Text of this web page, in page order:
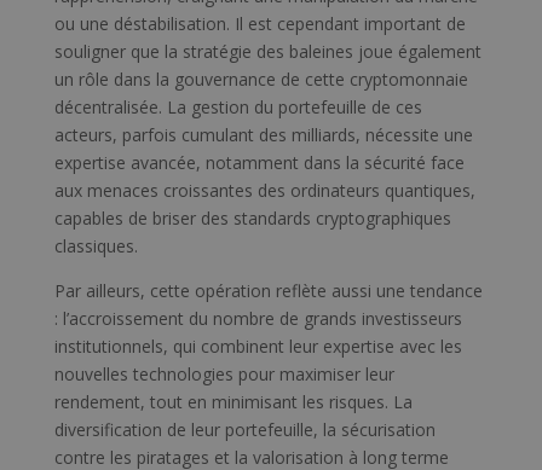
ou une déstabilisation. Il est cependant important de
souligner que la stratégie des baleines joue également
un rôle dans la gouvernance de cette cryptomonnaie
décentralisée. La gestion du portefeuille de ces
acteurs, parfois cumulant des milliards, nécessite une
expertise avancée, notamment dans la sécurité face
aux menaces croissantes des ordinateurs quantiques,
capables de briser des standards cryptographiques
classiques.
Par ailleurs, cette opération reflète aussi une tendance
: l’accroissement du nombre de grands investisseurs
institutionnels, qui combinent leur expertise avec les
nouvelles technologies pour maximiser leur
rendement, tout en minimisant les risques. La
diversification de leur portefeuille, la sécurisation
contre les piratages et la valorisation à long terme